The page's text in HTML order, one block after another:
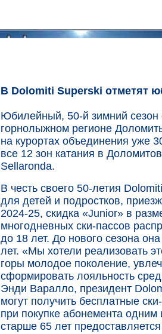
В Dolomiti Superski отметят
Юбилейный, 50-й зимний сезон
горнолыжном регионе
на курортах объединения уже
все 12 зон катания в
Sellaronda.
В честь своего 50-летия
для детей и подростков,
2024-25, скидка «Junior» в
многодневных ски-пассов
до 18 лет. До нового сезона
лет. «Мы хотели реализовать
горы молодое поколение,
сформировать лояльность
Энди Варалло, президент
могут получить бесплатные
при покупке абонемента
старше 65 лет